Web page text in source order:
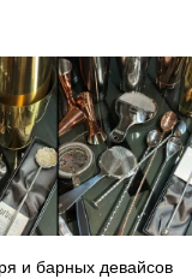
и барных девайсов